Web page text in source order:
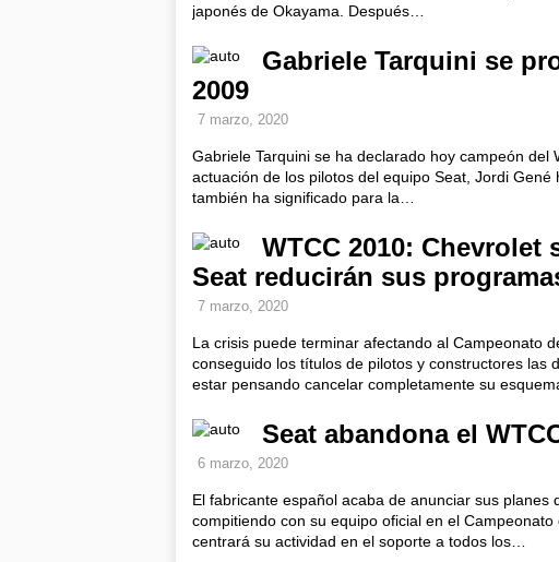
japonés de Okayama. Después…
Gabriele Tarquini se
2009
7 marzo, 2020
Gabriele Tarquini se ha declarado hoy campeón
actuación de los pilotos del equipo Seat, Jordi
también ha significado para la…
WTCC 2010: Chevrolet
Seat reducirán sus
7 marzo, 2020
La crisis puede terminar afectando al Campeonato
conseguido los títulos de pilotos y constructores las
estar pensando cancelar completamente su
Seat abandona el
6 marzo, 2020
El fabricante español acaba de anunciar sus
compitiendo con su equipo oficial en el
centrará su actividad en el soporte a todos los…